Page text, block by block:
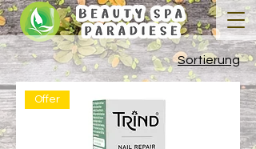
Sortierung
Offer